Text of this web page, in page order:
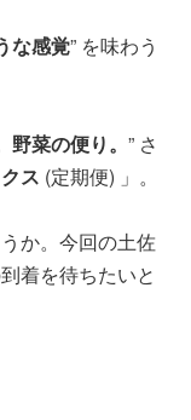
な感覚” を味わう
菜の便り。 ” さ
ス (定期便) 」。
か。今回の土佐
着を待ちたいと